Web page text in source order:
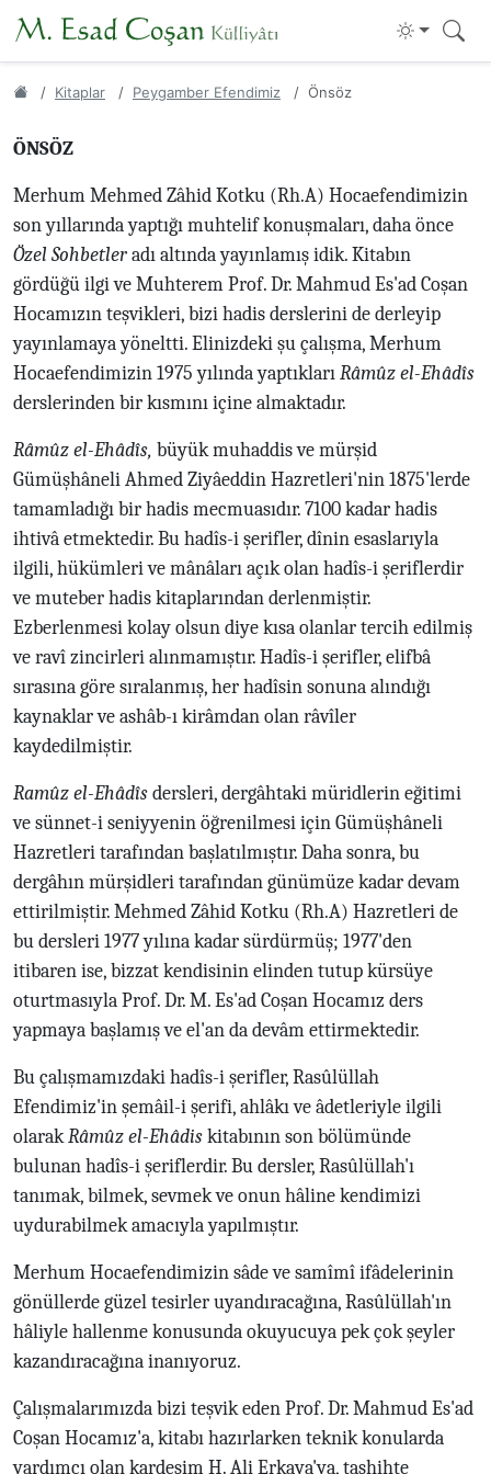
Kitaplar Peygamber Efendimiz Önsöz
ÖNSÖZ
Merhum Mehmed Zâhid Kotku (Rh.A) Hocaefendimizin
son yıllarında yaptığı muhtelif konuşmaları, daha önce
Özel Sohbetleradı altında yayınlamış idik. Kitabın
gördüğü ilgi ve Muhterem Prof. Dr. Mahmud Es'ad Coşan
Hocamızın teşvikleri, bizi hadis derslerini de derleyip
yayınlamaya yöneltti. Elinizdeki şu çalışma, Merhum
Hocaefendimizin 1975 yılında yaptıklarıRâmûz el-Ehâdîs
derslerinden bir kısmını içine almaktadır.
Râmûz el-Ehâdîs, büyük muhaddis ve mürşid
Gümüşhâneli Ahmed Ziyâeddin Hazretleri'nin 1875'lerde
tamamladığı bir hadis mecmuasıdır. 7100 kadar hadis
ihtivâ etmektedir. Bu hadîs-i şerifler, dînin esaslarıyla
ilgili, hükümleri ve mânâları açık olan hadîs-i şeriflerdir
ve muteber hadis kitaplarından derlenmiştir.
Ezberlenmesi kolay olsun diye kısa olanlar tercih edilmiş
ve ravî zincirleri alınmamıştır. Hadîs-i şerifler, elifbâ
sırasına göre sıralanmış, her hadîsin sonuna alındığı
kaynaklar ve ashâb-ı kirâmdan olan râvîler
kaydedilmiştir.
Ramûz el-Ehâdîsdersleri, dergâhtaki müridlerin eğitimi
ve sünnet-i seniyyenin öğrenilmesi için Gümüşhâneli
Hazretleri tarafından başlatılmıştır. Daha sonra, bu
dergâhın mürşidleri tarafından günümüze kadar devam
ettirilmiştir. Mehmed Zâhid Kotku (Rh.A) Hazretleri de
bu dersleri 1977 yılına kadar sürdürmüş; 1977'den
itibaren ise, bizzat kendisinin elinden tutup kürsüye
oturtmasıyla Prof. Dr. M. Es'ad Coşan Hocamız ders
yapmaya başlamış ve el'an da devâm ettirmektedir.
Bu çalışmamızdaki hadîs-i şerifler, Rasûlüllah
Efendimiz'in şemâil-i şerifi, ahlâkı ve âdetleriyle ilgili
olarakRâmûz el-Ehâdiskitabının son bölümünde
bulunan hadîs-i şeriflerdir. Bu dersler, Rasûlüllah'ı
tanımak, bilmek, sevmek ve onun hâline kendimizi
uydurabilmek amacıyla yapılmıştır.
Merhum Hocaefendimizin sâde ve samîmî ifâdelerinin
gönüllerde güzel tesirler uyandıracağına, Rasûlüllah'ın
hâliyle hallenme konusunda okuyucuya pek çok şeyler
kazandıracağına inanıyoruz.
Çalışmalarımızda bizi teşvik eden Prof. Dr. Mahmud Es'ad
Coşan Hocamız'a, kitabı hazırlarken teknik konularda
yardımcı olan kardeşim H. Ali Erkaya'ya, tashihte